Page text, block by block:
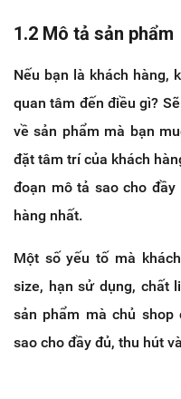
1.2 Mô tả sản phẩm
Nếu bạn là khách hàng,
quan tâm đến điều gì?
về sản phẩm mà bạn
đặt tâm trí của khách
đoạn mô tả sao cho
hàng nhất.
Một số yếu tố mà
size, hạn sử dụng, chất
sản phẩm mà chủ
sao cho đầy đủ, thu hút